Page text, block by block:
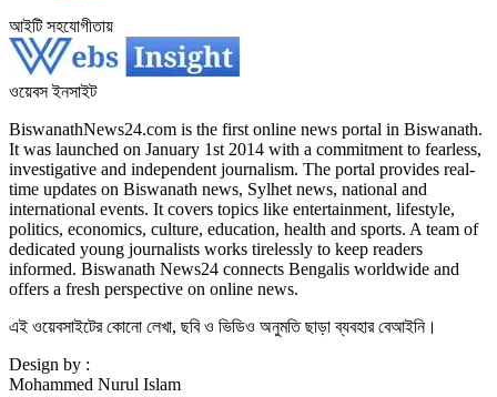
আইটি সহযোগীতায়
ওয়েবস ইনসাইট
BiswanathNews24.com is the first online news portal in Biswanath.
It was launched on January 1st 2014 with a commitment to fearless,
investigative and independent journalism. The portal provides real-
time updates on Biswanath news, Sylhet news, national and
international events. It covers topics like entertainment, lifestyle,
politics, economics, culture, education, health and sports. A team of
dedicated young journalists works tirelessly to keep readers
informed. Biswanath News24 connects Bengalis worldwide and
offers a fresh perspective on online news.
এই ওয়েবসাইটের কোনো লেখা, ছবি ও ভিডিও অনুমতি ছাড়া ব্যবহার বেআইনি।
Design by :
Mohammed Nurul Islam